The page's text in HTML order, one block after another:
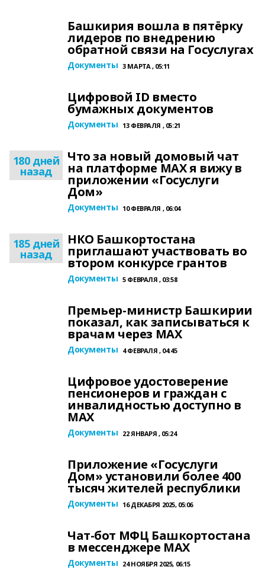
Башкирия вошла в пятёрку
лидеров по внедрению
обратной связи на Госуслугах
Документы 3 МАРТА , 05:11
Цифровой ID вместо
бумажных документов
Документы 13 ФЕВРАЛЯ , 05:21
180 дней
назад
Что за новый домовый чат
на платформе MAX я вижу в
приложении «Госуслуги
Дом»
Документы 10 ФЕВРАЛЯ , 06:04
185 дней
назад
НКО Башкортостана
приглашают участвовать во
втором конкурсе грантов
Документы 5 ФЕВРАЛЯ , 03:58
Премьер-министр Башкирии
показал, как записываться к
врачам через МАХ
Документы 4 ФЕВРАЛЯ , 04:45
Цифровое удостоверение
пенсионеров и граждан с
инвалидностью доступно в
МАХ
Документы 22 ЯНВАРЯ , 05:24
Приложение «Госуслуги
Дом» установили более 400
тысяч жителей республики
Документы 16 ДЕКАБРЯ 2025, 05:06
Чат-бот МФЦ Башкортостана
в мессенджере MAХ
Документы 24 НОЯБРЯ 2025, 06:15